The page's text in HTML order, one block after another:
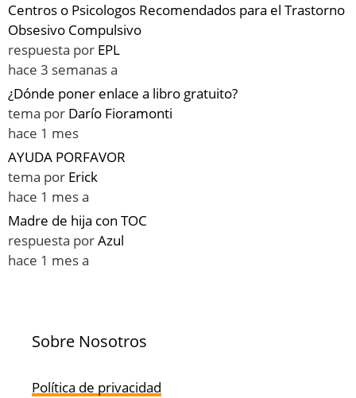
Centros o Psicologos Recomendados para el Trastorno
Obsesivo Compulsivo
respuesta por EPL
hace 3 semanas a
¿Dónde poner enlace a libro gratuito?
tema por Darío Fioramonti
hace 1 mes
AYUDA PORFAVOR
tema por Erick
hace 1 mes a
Madre de hija con TOC
respuesta porAzul
hace 1 mes a
Sobre Nosotros
Política de privacidad